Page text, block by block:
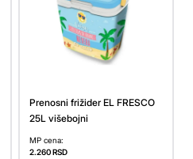
Prenosni frižider EL FRESCO
25L višebojni
MP cena:
2.260RSD